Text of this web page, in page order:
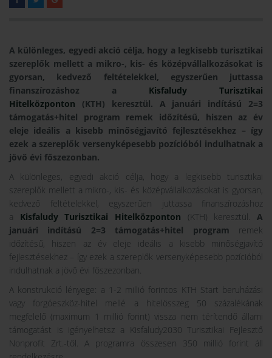
A különleges, egyedi akció célja, hogy a legkisebb turisztikai
szereplők mellett a mikro-, kis- és középvállalkozásokat is
gyorsan, kedvező feltételekkel, egyszerűen juttassa
finanszírozáshoz a Kisfaludy Turisztikai
Hitelközponton (KTH) keresztül. A januári indítású 2=3
támogatás+hitel program remek időzítésű, hiszen az év
eleje ideális a kisebb minőségjavító fejlesztésekhez – így
ezek a szereplők versenyképesebb pozícióból indulhatnak a
jövő évi főszezonban.
A különleges, egyedi akció célja, hogy a legkisebb turisztikai
szereplők mellett a mikro-, kis- és középvállalkozásokat is gyorsan,
kedvező feltételekkel, egyszerűen juttassa finanszírozáshoz
a Kisfaludy Turisztikai Hitelközponton (KTH) keresztül.A
januári indítású 2=3 támogatás+hitel program remek
időzítésű, hiszen az év eleje ideális a kisebb minőségjavító
fejlesztésekhez – így ezek a szereplők versenyképesebb pozícióból
indulhatnak a jövő évi főszezonban.
A konstrukció lényege: a 1-2 millió forintos KTH Start beruházási
vagy forgóeszköz-hitel mellé a hitelösszeg 50 százalékának
megfelelő (maximum 1 millió forint) vissza nem térítendő állami
támogatást is igényelhetsz a Kisfaludy2030 Turisztikai Fejlesztő
Nonprofit Zrt.-től. A programra összesen 350 millió forint áll